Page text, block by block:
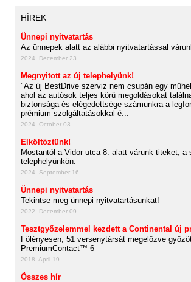
HÍREK
Ünnepi nyitvatartás
Az ünnepek alatt az alábbi nyitvatartással
2024. December 23.
Megnyitott az új telephelyünk!
"Az új BestDrive szerviz nem csupán egy
ahol az autósok teljes körű megoldásokat
biztonsága és elégedettsége számunkra a
prémium szolgáltatásokkal é...
2024. October 03.
Elköltöztünk!
Mostantól a Vidor utca 8. alatt várunk titeket, a
telephelyünkön.
2024. September 16.
Ünnepi nyitvatartás
Tekintse meg ünnepi nyitvatartásunkat!
2022. December 09.
Tesztgyőzelemmel kezdett a Continental új
Fölényesen, 51 versenytársát megelőzve
PremiumContact™ 6
2018. April 19.
Összes hír